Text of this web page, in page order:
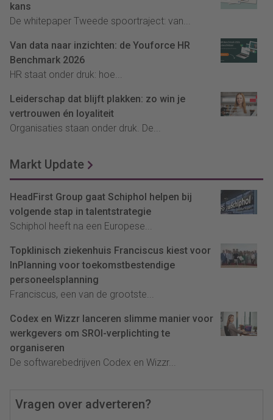
kans
De whitepaper Tweede spoortraject: van...
Van data naar inzichten: de Youforce HR
Benchmark 2026
HR staat onder druk: hoe...
Leiderschap dat blijft plakken: zo win je
vertrouwen én loyaliteit
Organisaties staan onder druk. De...
Markt Update
HeadFirst Group gaat Schiphol helpen bij
volgende stap in talentstrategie
Schiphol heeft na een Europese...
Topklinisch ziekenhuis Franciscus kiest voor
InPlanning voor toekomstbestendige
personeelsplanning
Franciscus, een van de grootste...
Codex en Wizzr lanceren slimme manier voor
werkgevers om SROI-verplichting te
organiseren
De softwarebedrijven Codex en Wizzr...
Vragen over adverteren?